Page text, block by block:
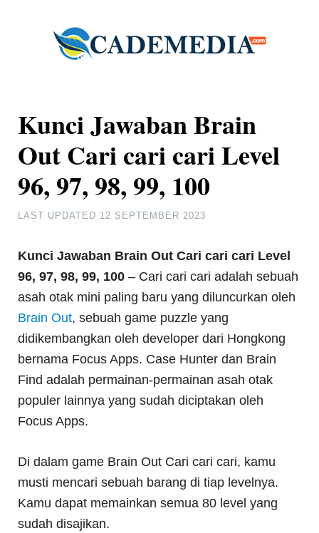
Kunci Jawaban Brain
Out Cari cari cari Level
96, 97, 98, 99, 100
LAST UPDATED 12 SEPTEMBER 2023
Kunci Jawaban Brain Out Cari cari cari Level
96, 97, 98, 99, 100 – Cari cari cari adalah sebuah
asah otak mini paling baru yang diluncurkan oleh
Brain Out, sebuah game puzzle yang
didikembangkan oleh developer dari Hongkong
bernama Focus Apps. Case Hunter dan Brain
Find adalah permainan-permainan asah otak
populer lainnya yang sudah diciptakan oleh
Focus Apps.
Di dalam game Brain Out Cari cari cari, kamu
musti mencari sebuah barang di tiap levelnya.
Kamu dapat memainkan semua 80 level yang
sudah disajikan.